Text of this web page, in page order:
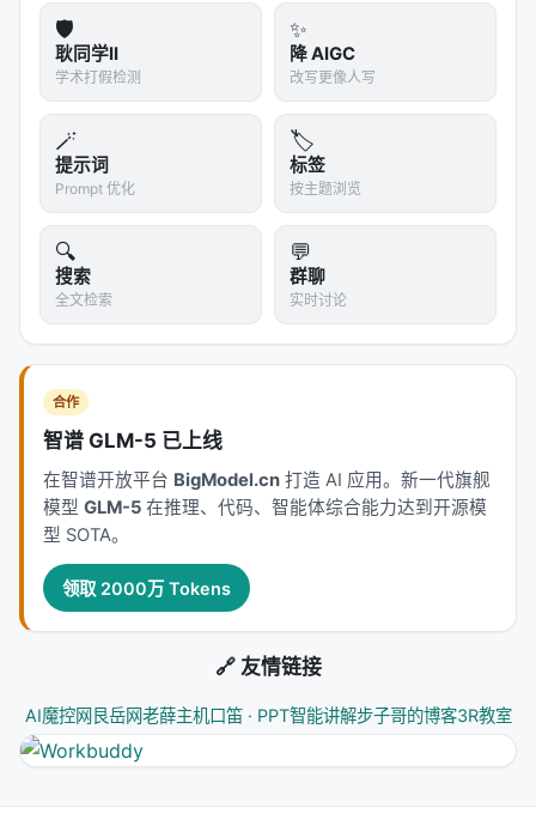
🛡️
耿同学II
学术打假检测
✨
降 AIGC
改写更像人写
🪄
提示词
Prompt 优化
🏷️
标签
按主题浏览
🔍
搜索
全文检索
💬
群聊
实时讨论
合作
智谱 GLM-5 已上线
在智谱开放平台 BigModel.cn 打造 AI 应用。新一代旗舰
模型 GLM-5 在推理、代码、智能体综合能力达到开源模
型 SOTA。
领取 2000万 Tokens
🔗 友情链接
AI魔控网 艮岳网老薛主机口笛 · PPT智能讲解步子哥的博客3R教室